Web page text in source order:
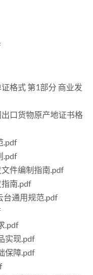
格式 第1部分 商业发
口货物原产地证书格
.pdf
.pdf
件编制指南.pdf
南.pdf
台通用规范.pdf
.pdf
实现.pdf
保障.pdf